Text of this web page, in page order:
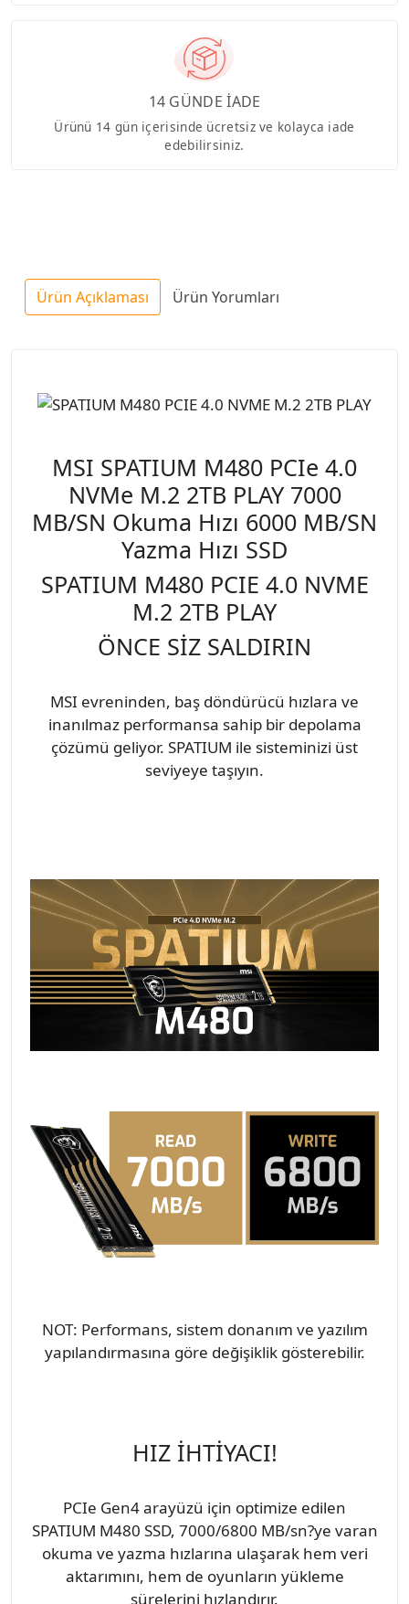
14 GÜNDE İADE
Ürünü 14 gün içerisinde ücretsiz ve kolayca iade
edebilirsiniz.
Ürün Açıklaması Ürün Yorumları
MSI SPATIUM M480 PCIe 4.0
NVMe M.2 2TB PLAY 7000
MB/SN Okuma Hızı 6000 MB/SN
Yazma Hızı SSD
SPATIUM M480 PCIE 4.0 NVME
M.2 2TB PLAY
ÖNCE SİZ SALDIRIN
MSI evreninden, baş döndürücü hızlara ve
inanılmaz performansa sahip bir depolama
çözümü geliyor. SPATIUM ile sisteminizi üst
seviyeye taşıyın.
NOT: Performans, sistem donanım ve yazılım
yapılandırmasına göre değişiklik gösterebilir.
HIZ İHTİYACI!
PCIe Gen4 arayüzü için optimize edilen
SPATIUM M480 SSD, 7000/6800 MB/sn?ye varan
okuma ve yazma hızlarına ulaşarak hem veri
aktarımını, hem de oyunların yükleme
sürelerini hızlandırır.